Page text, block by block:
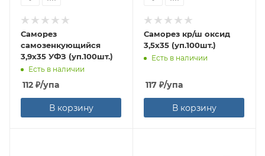
Саморез
самозенкующийся
3,9х35 УФЗ (уп.100шт.)
Есть в наличии
112 ₽/упа
В корзину
Саморез кр/ш оксид
3,5х35 (уп.100шт.)
Есть в наличии
117 ₽/упа
В корзину